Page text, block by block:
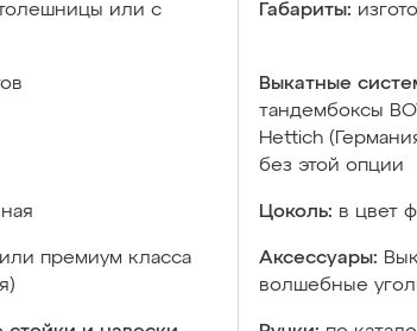
или с
Габариты:
Выкатные
тандембоксы
Hettich
без этой опции
Цоколь: в цвет
или премиум класса
Аксессуары:
волшебные